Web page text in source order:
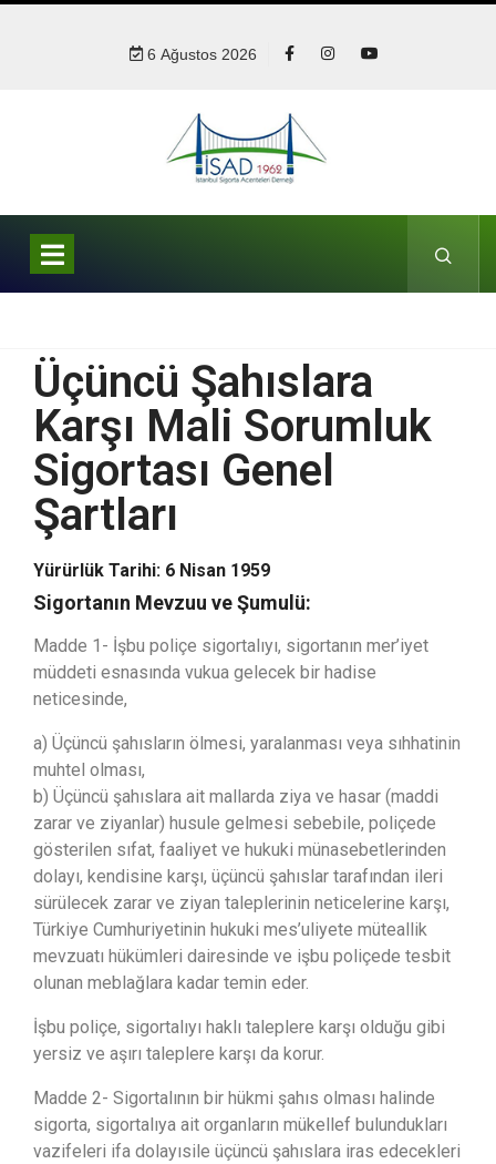
6 Ağustos 2026
Üçüncü Şahıslara
Karşı Mali Sorumluk
Sigortası Genel
Şartları
Yürürlük Tarihi: 6 Nisan 1959
Sigortanın Mevzuu ve Şumulü:
Madde 1- İşbu poliçe sigortalıyı, sigortanın mer’iyet
müddeti esnasında vukua gelecek bir hadise
neticesinde,
a) Üçüncü şahısların ölmesi, yaralanması veya sıhhatinin
muhtel olması,
b) Üçüncü şahıslara ait mallarda ziya ve hasar (maddi
zarar ve ziyanlar) husule gelmesi sebebile, poliçede
gösterilen sıfat, faaliyet ve hukuki münasebetlerinden
dolayı, kendisine karşı, üçüncü şahıslar tarafından ileri
sürülecek zarar ve ziyan taleplerinin neticelerine karşı,
Türkiye Cumhuriyetinin hukuki mes’uliyete müteallik
mevzuatı hükümleri dairesinde ve işbu poliçede tesbit
olunan meblağlara kadar temin eder.
İşbu poliçe, sigortalıyı haklı taleplere karşı olduğu gibi
yersiz ve aşırı taleplere karşı da korur.
Madde 2- Sigortalının bir hükmi şahıs olması halinde
sigorta, sigortalıya ait organların mükellef bulundukları
vazifeleri ifa dolayısile üçüncü şahıslara iras edecekleri